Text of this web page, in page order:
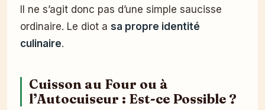
Il ne s’agit donc pas d’une simple saucisse
ordinaire. Le diot a sa propre identité
culinaire.
Cuisson au Four ou à
l’Autocuiseur : Est-ce Possible ?